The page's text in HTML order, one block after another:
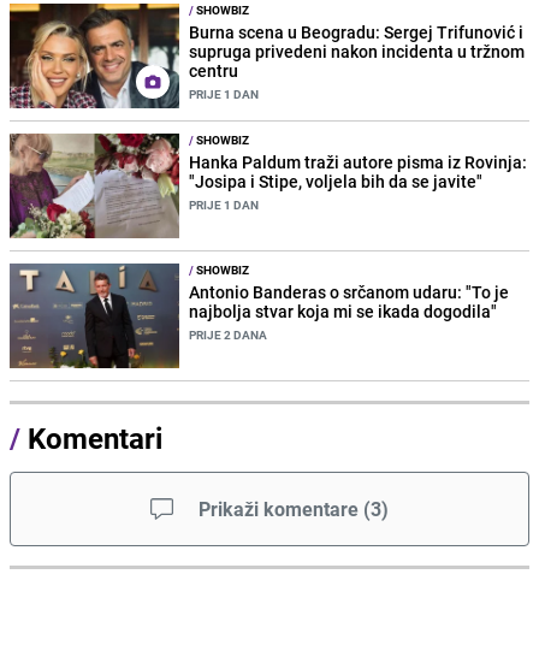
/SHOWBIZ
Burna scena u Beogradu: Sergej Trifunović i
supruga privedeni nakon incidenta u tržnom
centru
PRIJE 1 DAN
/SHOWBIZ
Hanka Paldum traži autore pisma iz Rovinja:
"Josipa i Stipe, voljela bih da se javite"
PRIJE 1 DAN
/SHOWBIZ
Antonio Banderas o srčanom udaru: "To je
najbolja stvar koja mi se ikada dogodila"
PRIJE 2 DANA
/ Komentari
Prikaži komentare (3)